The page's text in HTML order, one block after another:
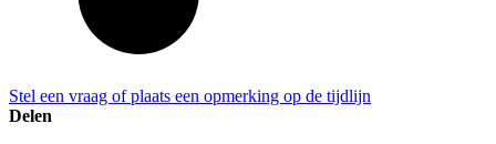
Stel een vraag of plaats een opmerking op de tijdlijn
Delen